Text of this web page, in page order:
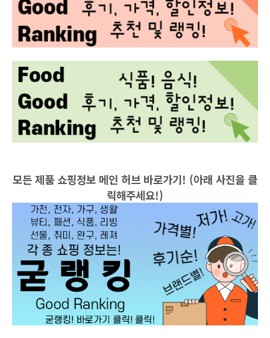
모든 제품 쇼핑정보 메인 허브 바로가기! (아래 사진을 클
릭해주세요!)